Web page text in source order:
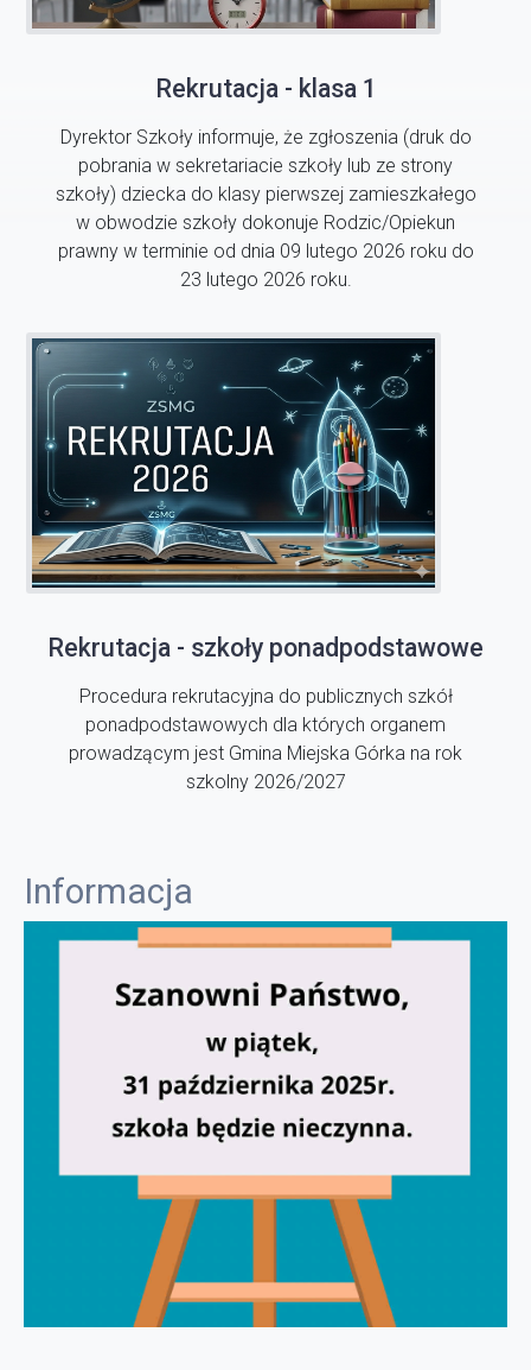
Rekrutacja - klasa 1
Dyrektor Szkoły informuje, że zgłoszenia (druk do
pobrania w sekretariacie szkoły lub ze strony
szkoły) dziecka do klasy pierwszej zamieszkałego
w obwodzie szkoły dokonuje Rodzic/Opiekun
prawny w terminie od dnia 09 lutego 2026 roku do
23 lutego 2026 roku.
Rekrutacja - szkoły ponadpodstawowe
Procedura rekrutacyjna do publicznych szkół
ponadpodstawowych dla których organem
prowadzącym jest Gmina Miejska Górka na rok
szkolny 2026/2027
Informacja